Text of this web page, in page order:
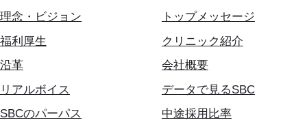
理念・ビジョン
トップメッセージ
福利厚生
クリニック紹介
沿革
会社概要
リアルボイス
データで見るSBC
SBCのパーパス
中途採用比率